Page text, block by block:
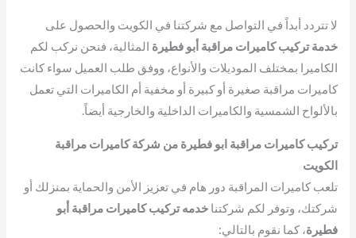
لا تتردد أبداً في التواصل مع شركتنا في الكويت والحصول على
خدمة تركيب كاميرات مراقبة أبو فطيرة المثالية، فنحن نركب لكم
الكاميرا بمختلف الموديلات والأنواع، ووفق طلب العميل سواء كانت
كاميرات مراقبة صغيرة أو كبيرة أو مخفية أم الكاميرات التي تعمل
بالألواح الشمسية والكاميرات الداخلية والخارجية أيضاً.
تركيب كاميرات مراقبة ابو فطيرة من شركة كاميرات مراقبة
الكويت
تلعب كاميرات المراقبة دور هام في تعزيز الأمن والحماية بمنزلك أو
شركتك، وتوفر لكم شركتناخدمه تركيب كاميرات مراقبة أبو
فطيرة، كما نقوم بالتالي: